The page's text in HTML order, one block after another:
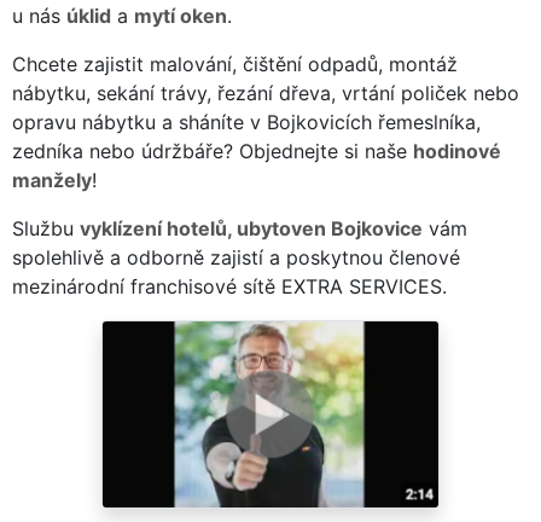
u nás úklid a mytí oken.
Chcete zajistit malování, čištění odpadů, montáž
nábytku, sekání trávy, řezání dřeva, vrtání poliček nebo
opravu nábytku a sháníte v Bojkovicích řemeslníka,
zedníka nebo údržbáře? Objednejte si naše hodinové
manžely!
Službu vyklízení hotelů, ubytoven Bojkovice vám
spolehlivě a odborně zajistí a poskytnou členové
mezinárodní franchisové sítě EXTRA SERVICES.